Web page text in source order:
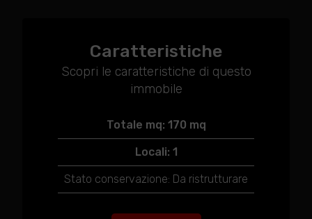
Caratteristiche
Scopri le caratteristiche di questo
immobile
Totale mq: 170 mq
Locali: 1
Stato conservazione: Da ristrutturare